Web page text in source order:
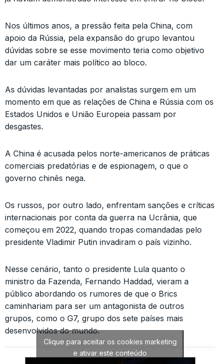
Nos últimos anos, a pressão feita pela China, com
apoio da Rússia, pela expansão do grupo levantou
dúvidas sobre se esse movimento teria como objetivo
dar um caráter mais político ao bloco.
As dúvidas levantadas por analistas surgem em um
momento em que as relações de China e Rússia com os
Estados Unidos e União Europeia passam por
desgastes.
A China é acusada pelos norte-americanos de práticas
comerciais predatórias e de espionagem, o que o
governo chinês nega.
Os russos, por outro lado, enfrentam sanções e críticas
internacionais por conta da guerra na Ucrânia, que
começou em 2022, quando tropas comandadas pelo
presidente Vladimir Putin invadiram o país vizinho.
Nesse cenário, tanto o presidente Lula quanto o
ministro da Fazenda, Fernando Haddad, vieram a
público abordando os rumores de que o Brics
caminhariam para ser um antagonista de outros
grupos, como o G7, grupo dos sete países mais
desenvolvidos do mundo.
Clique para aceitar os cookies marketing
e ativar este conteúdo